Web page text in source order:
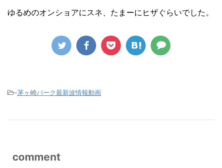
ゆるめのオンショアにスネ、たまーにヒザぐらいでした。
-茅ヶ崎パーク最新波情報動画
comment